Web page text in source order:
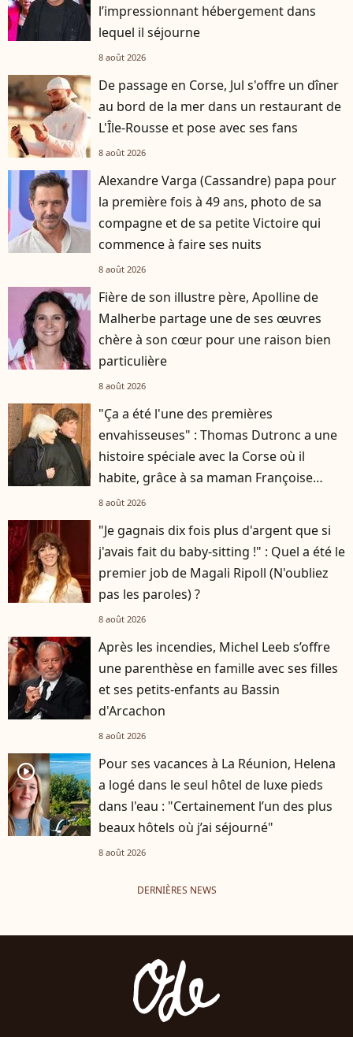
l’impressionnant hébergement dans
lequel il séjourne
8 août 2026
De passage en Corse, Jul s'offre un dîner
au bord de la mer dans un restaurant de
L'Île-Rousse et pose avec ses fans
8 août 2026
Alexandre Varga (Cassandre) papa pour
la première fois à 49 ans, photo de sa
compagne et de sa petite Victoire qui
commence à faire ses nuits
8 août 2026
Fière de son illustre père, Apolline de
Malherbe partage une de ses œuvres
chère à son cœur pour une raison bien
particulière
8 août 2026
"Ça a été l'une des premières
envahisseuses" : Thomas Dutronc a une
histoire spéciale avec la Corse où il
habite, grâce à sa maman Françoise
Hardy
8 août 2026
"Je gagnais dix fois plus d'argent que si
j'avais fait du baby-sitting !" : Quel a été le
premier job de Magali Ripoll (N'oubliez
pas les paroles) ?
8 août 2026
Après les incendies, Michel Leeb s’offre
une parenthèse en famille avec ses filles
et ses petits-enfants au Bassin
d'Arcachon
8 août 2026
player2
Pour ses vacances à La Réunion, Helena
a logé dans le seul hôtel de luxe pieds
dans l'eau : "Certainement l’un des plus
beaux hôtels où j’ai séjourné"
8 août 2026
DERNIÈRES NEWS